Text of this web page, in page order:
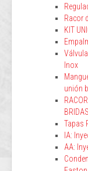
Racor
KIT
Inox
unión
BRIDAS
Tapas
IA:
AA: